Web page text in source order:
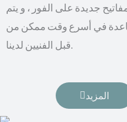
جديدة على الفور ، و يتم
في أسرع وقت ممكن من
المزيد